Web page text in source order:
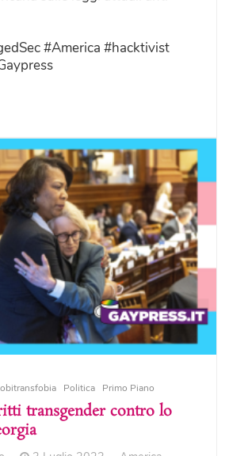
#America #hacktivist
Politica Primo Piano
transgender contro lo